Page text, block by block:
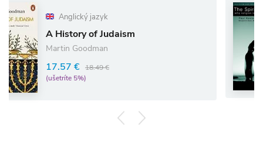
jazyk
of Judaism
Goodman
€ 18.49 €
5%)
(ušetríte